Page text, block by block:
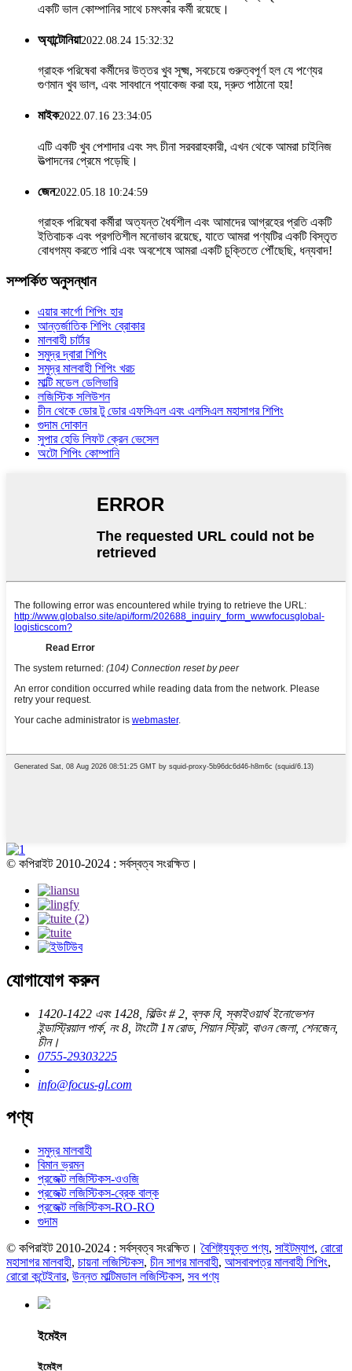
একটি ভাল কোম্পানির সাথে চমৎকার কর্মী রয়েছে।
অ্যান্টোনিয়া2022.08.24 15:32:32
গ্রাহক পরিষেবা কর্মীদের উত্তর খুব সূক্ষ্ম, সবচেয়ে গুরুত্বপূর্ণ হল যে পণ্যের
গুণমান খুব ভাল, এবং সাবধানে প্যাকেজ করা হয়, দ্রুত পাঠানো হয়!
মাইক2022.07.16 23:34:05
এটি একটি খুব পেশাদার এবং সৎ চীনা সরবরাহকারী, এখন থেকে আমরা চাইনিজ
উত্পাদনের প্রেমে পড়েছি।
জেন2022.05.18 10:24:59
গ্রাহক পরিষেবা কর্মীরা অত্যন্ত ধৈর্যশীল এবং আমাদের আগ্রহের প্রতি একটি
ইতিবাচক এবং প্রগতিশীল মনোভাব রয়েছে, যাতে আমরা পণ্যটির একটি বিস্তৃত
বোধগম্য করতে পারি এবং অবশেষে আমরা একটি চুক্তিতে পৌঁছেছি, ধন্যবাদ!
সম্পর্কিত অনুসন্ধান
এয়ার কার্গো শিপিং হার
আন্তর্জাতিক শিপিং ব্রোকার
মালবাহী চার্টার
সমুদ্র দ্বারা শিপিং
সমুদ্র মালবাহী শিপিং খরচ
মাল্টি মডেল ডেলিভারি
লজিস্টিক সলিউশন
চীন থেকে ডোর টু ডোর এফসিএল এবং এলসিএল মহাসাগর শিপিং
গুদাম দোকান
সুপার হেভি লিফট ক্রেন ভেসেল
অটো শিপিং কোম্পানি
© কপিরাইট 2010-2024 : সর্বস্বত্ব সংরক্ষিত।
যোগাযোগ করুন
1420-1422 এবং 1428, বিল্ডিং # 2, ব্লক বি, স্কাইওয়ার্থ ইনোভেশন
ইন্ডাস্ট্রিয়াল পার্ক, নং 8, টাংটৌ 1ম রোড, শিয়ান স্ট্রিট, বাওন জেলা, শেনজেন,
চীন।
0755-29303225
info@focus-gl.com
পণ্য
সমুদ্র মালবাহী
বিমান ভ্রমন
প্রজেক্ট লজিস্টিকস-ওওজি
প্রজেক্ট লজিস্টিকস-ব্রেক বাল্ক
প্রজেক্ট লজিস্টিকস-RO-RO
গুদাম
© কপিরাইট 2010-2024 : সর্বস্বত্ব সংরক্ষিত। বৈশিষ্ট্যযুক্ত পণ্য, সাইটম্যাপ, রোরো
মহাসাগর মালবাহী, চায়না লজিস্টিকস, চীন সাগর মালবাহী, আসবাবপত্র মালবাহী শিপিং,
রোরো কন্টেইনার, উন্নত মাল্টিমডাল লজিস্টিকস, সব পণ্য
ইমেইল
ইমেইল